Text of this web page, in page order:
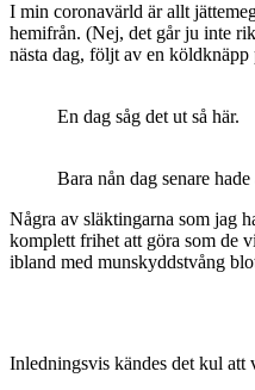
I min coronavärld är allt
hemifrån. (Nej, det går ju inte
nästa dag, följt av en
En dag såg det ut så här.
Bara nån dag senare
Några av släktingarna som jag
komplett frihet att göra som de
ibland med munskyddstvång
Inledningsvis kändes det kul att